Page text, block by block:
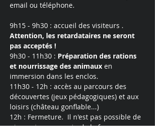
email ou téléphone.
9h15 - 9h30 : accueil des visiteurs .
Attention, les retardataires ne seront
pas acceptés !
9h30 - 11h30 : Préparation des rations
et nourrissage des animaux en
immersion dans les enclos.
11h30 - 12h : accès au parcours des
découvertes (jeux pédagogiques) et aux
loisirs (château gonflable...)
12h : Fermeture.  Il n'est pas possible de
pique niquer au sein de la ferme.